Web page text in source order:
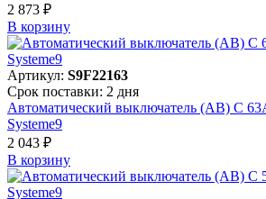
2 873 ₽
В корзинy
Артикул: S9F22163
Срок поставки: 2 дня
Автоматический выключатель (АВ) C
Systeme9
2 043 ₽
В корзинy